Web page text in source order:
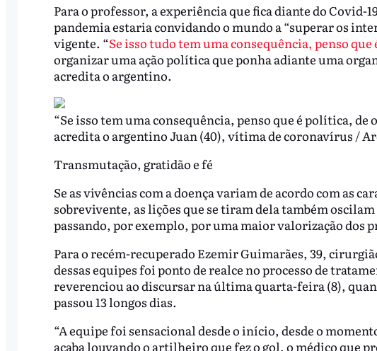
Para o professor, a experiência que fica diante do Covid-
pandemia estaria convidando o mundo a “superar os
vigente. “Se isso tudo tem uma consequência, penso
organizar uma ação política que ponha adiante uma
acredita o argentino.
“Se isso tem uma consequência, penso que é política,
acredita o argentino Juan (40), vítima de coronavírus /
Transmutação, gratidão e fé
Se as vivências com a doença variam de acordo com as
sobrevivente, as lições que se tiram dela também
passando, por exemplo, por uma maior valorização dos
Para o recém-recuperado Ezemir Guimarães, 39,
dessas equipes foi ponto de realce no processo de
reverenciou ao discursar na última quarta-feira (8),
passou 13 longos dias.
“A equipe foi sensacional desde o início, desde o
acaba louvando o artilheiro que fez o gol, o médico que